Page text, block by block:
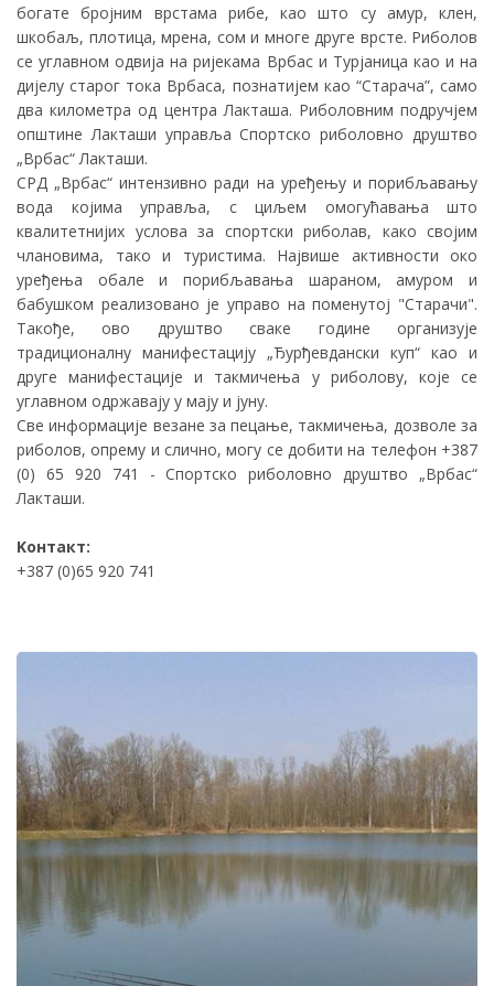
богате бројним врстама рибе, као што су амур, клен,
шкобаљ, плотица, мрена, сом и многе друге врсте. Риболов
се углавном одвија на ријекама Врбас и Турјаница као и на
дијелу старог тока Врбаса, познатијем као “Старача”, само
два километра од центра Лакташа. Риболовним подручјем
општине Лакташи управља Спортско риболовно друштво
„Врбас“ Лакташи.
СРД „Врбас“ интензивно ради на уређењу и порибљавању
вода којима управља, с циљем омогућавања што
квалитетнијих услова за спортски риболав, како својим
члановима, тако и туристима. Највише активности око
уређења обале и порибљавања шараном, амуром и
бабушком реализовано је управо на поменутој "Старачи".
Такође, ово друштво сваке године организује
традиционалну манифестацију „Ђурђевдански куп“ као и
друге манифестације и такмичења у риболову, које се
углавном одржавају у мају и јуну.
Све информације везане за пецање, такмичења, дозволе за
риболов, опрему и слично, могу се добити на телефон +387
(0) 65 920 741 - Спортско риболовно друштво „Врбас“
Лакташи.
Koнтакт:
+387 (0)65 920 741